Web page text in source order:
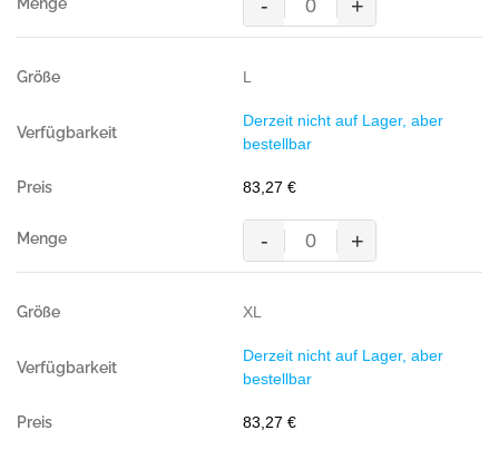
g/m²)
Menge
MASCOT®
CAMETA
GELB/MARINE
Polyester/35%
310
g/m²)
Menge
- +
L
Derzeit nicht auf Lager, aber
bestellbar
83,27 €
MASCOT®
CAMETA
GELB/MARINE
Polyester/35%
- +
XL
Derzeit nicht auf Lager, aber
bestellbar
83,27 €